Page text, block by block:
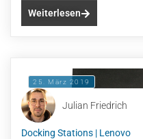
Weiterlesen
25. März 2019
Julian Friedrich
Docking Stations | Lenovo